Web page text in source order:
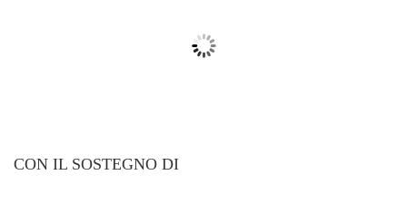
CON IL SOSTEGNO DI